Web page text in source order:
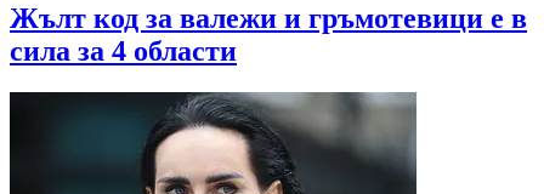
Жълт код за валежи и гръмотевици е в
сила за 4 области